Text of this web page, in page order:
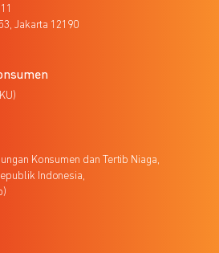
Jakarta 12190
Konsumen dan Tertib Niaga,
Indonesia,